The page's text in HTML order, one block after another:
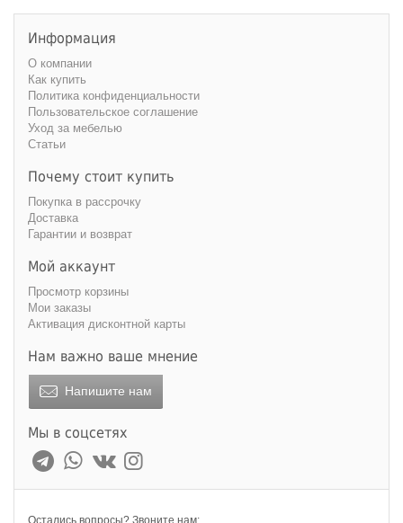
Информация
О компании
Как купить
Политика конфиденциальности
Пользовательское соглашение
Уход за мебелью
Статьи
Почему стоит купить
Покупка в рассрочку
Доставка
Гарантии и возврат
Мой аккаунт
Просмотр корзины
Мои заказы
Активация дисконтной карты
Нам важно ваше мнение
Напишите нам
Мы в соцсетях